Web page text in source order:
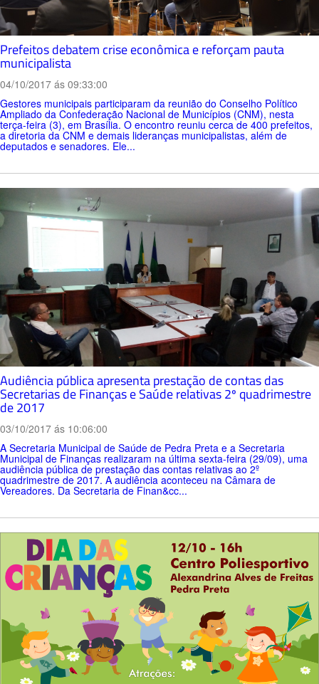
Prefeitos debatem crise econômica e reforçam pauta
municipalista
04/10/2017 ás 09:33:00
Gestores municipais participaram da reunião do Conselho Político
Ampliado da Confederação Nacional de Municípios (CNM), nesta
terça-feira (3), em Brasília. O encontro reuniu cerca de 400 prefeitos,
a diretoria da CNM e demais lideranças municipalistas, além de
deputados e senadores. Ele...
Audiência pública apresenta prestação de contas das
Secretarias de Finanças e Saúde relativas 2º quadrimestre
de 2017
03/10/2017 ás 10:06:00
A Secretaria Municipal de Saúde de Pedra Preta e a Secretaria
Municipal de Finanças realizaram na última sexta-feira (29/09), uma
audiência pública de prestação das contas relativas ao 2º
quadrimestre de 2017. A audiência aconteceu na Câmara de
Vereadores. Da Secretaria de Finan&cc...